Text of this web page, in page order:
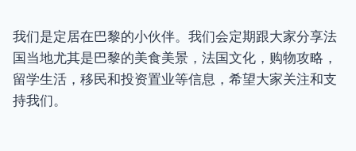
我们是定居在巴黎的小伙伴。我们会定期跟大家分享法
国当地尤其是巴黎的美食美景，法国文化，购物攻略，
留学生活，移民和投资置业等信息，希望大家关注和支
持我们。